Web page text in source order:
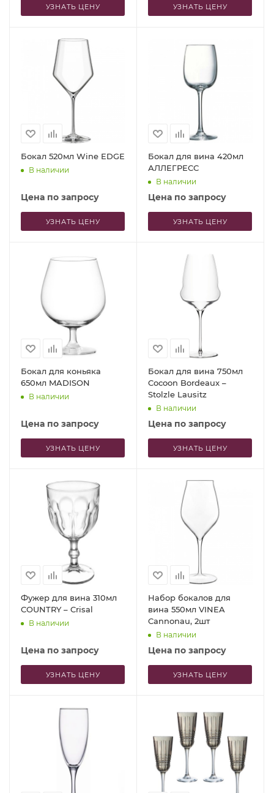
УЗНАТЬ ЦЕНУ УЗНАТЬ ЦЕНУ
Бокал 520мл Wine EDGE
В наличии
Цена по запросу
УЗНАТЬ ЦЕНУ
Бокал для вина 420мл
АЛЛЕГРЕСС
В наличии
Цена по запросу
УЗНАТЬ ЦЕНУ
Бокал для коньяка
650мл MADISON
В наличии
Цена по запросу
УЗНАТЬ ЦЕНУ
Бокал для вина 750мл
Cocoon Bordeaux –
Stolzle Lausitz
В наличии
Цена по запросу
УЗНАТЬ ЦЕНУ
Фужер для вина 310мл
COUNTRY – Crisal
В наличии
Цена по запросу
УЗНАТЬ ЦЕНУ
Набор бокалов для
вина 550мл VINEA
Cannonau, 2шт
В наличии
Цена по запросу
УЗНАТЬ ЦЕНУ